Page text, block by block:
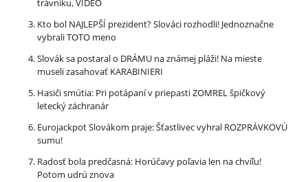
trávniku, VIDEO
Kto bol NAJLEPŠÍ prezident? Slováci rozhodli! Jednoznačne
vybrali TOTO meno
Slovák sa postaral o DRÁMU na známej pláži! Na mieste
museli zasahovať KARABINIERI
Hasiči smútia: Pri potápaní v priepasti ZOMREL špičkový
letecký záchranár
Eurojackpot Slovákom praje: Šťastlivec vyhral ROZPRÁVKOVÚ
sumu!
Radosť bola predčasná: Horúčavy poľavia len na chvíľu!
Potom udrú znova